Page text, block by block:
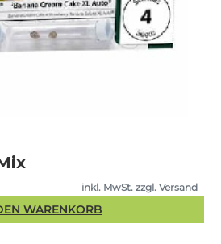
inkl. MwSt. zzgl. Versand
WARENKORB